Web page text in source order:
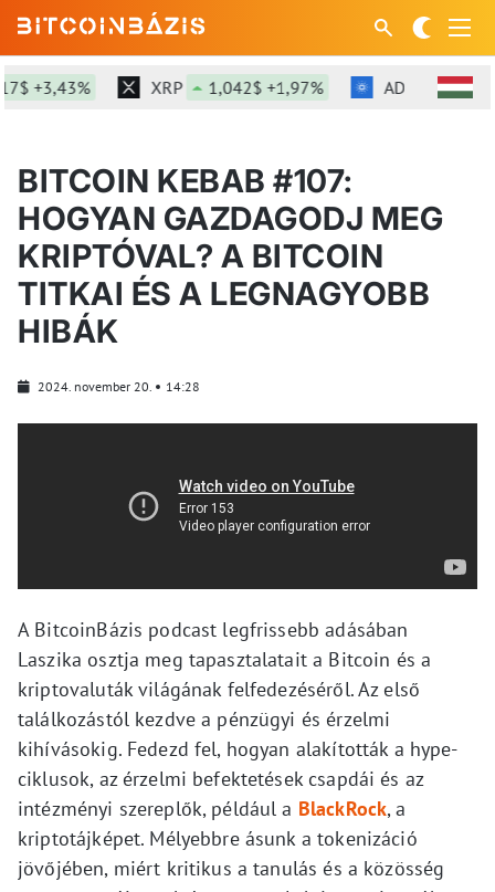
+3,43% XRP 1,042$ +1,97% ADA 0,2$ -
BITCOIN KEBAB #107:
HOGYAN GAZDAGODJ MEG
KRIPTÓVAL? A BITCOIN
TITKAI ÉS A LEGNAGYOBB
HIBÁK
2024. november 20. 14:28
A BitcoinBázis podcast legfrissebb adásában
Laszika osztja meg tapasztalatait a Bitcoin és a
kriptovaluták világának felfedezéséről. Az első
találkozástól kezdve a pénzügyi és érzelmi
kihívásokig. Fedezd fel, hogyan alakították a hype-
ciklusok, az érzelmi befektetések csapdái és az
intézményi szereplők, például a BlackRock, a
kriptotájképet. Mélyebbre ásunk a tokenizáció
jövőjében, miért kritikus a tanulás és a közösség